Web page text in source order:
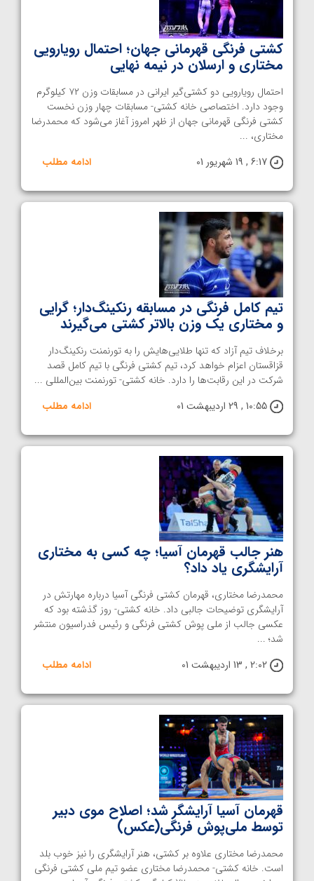
کشتی فرنگی قهرمانی جهان؛ احتمال رویارویی
مختاری و ارسلان در نیمه نهایی
احتمال رویارویی دو کشتی‌گیر ایرانی در مسابقات وزن ۷۲ کیلوگرم
وجود دارد. اختصاصی خانه کشتی- مسابقات چهار وزن نخست
کشتی فرنگی قهرمانی جهان از ظهر امروز آغاز می‌شود که محمدرضا
مختاری، ...
6:17 , 19 شهریور 01
ادامه مطلب
تیم کامل فرنگی در مسابقه رنکینگ‌دار؛ گرایی
و مختاری یک وزن بالاتر کشتی می‌گیرند
برخلاف تیم آزاد که تنها طلایی‌هایش را به تورنمنت رنکینگ‌دار
قزاقستان اعزام خواهد کرد، تیم کشتی فرنگی با تیم کامل قصد
شرکت در این رقابت‌ها را دارد. خانه کشتی- تورنمنت بین‌المللی ...
10:55 , 29 اردیبهشت 01
ادامه مطلب
هنر جالب قهرمان آسیا؛ چه کسی به مختاری
آرایشگری یاد داد؟
محمدرضا مختاری، قهرمان کشتی فرنگی آسیا درباره مهارتش در
آرایشگری توضیحات جالبی داد. خانه کشتی- روز گذشته بود که
عکسی جالب از ملی پوش کشتی فرنگی و رئیس فدراسیون منتشر
شد؛ ...
2:02 , 13 اردیبهشت 01
ادامه مطلب
قهرمان آسیا آرایشگر شد؛ اصلاح موی دبیر
توسط ملی‌پوش فرنگی(عکس)
محمدرضا مختاری علاوه بر کشتی، هنر آرایشگری را نیز خوب بلد
است. خانه کشتی- محمدرضا مختاری عضو تیم ملی کشتی فرنگی